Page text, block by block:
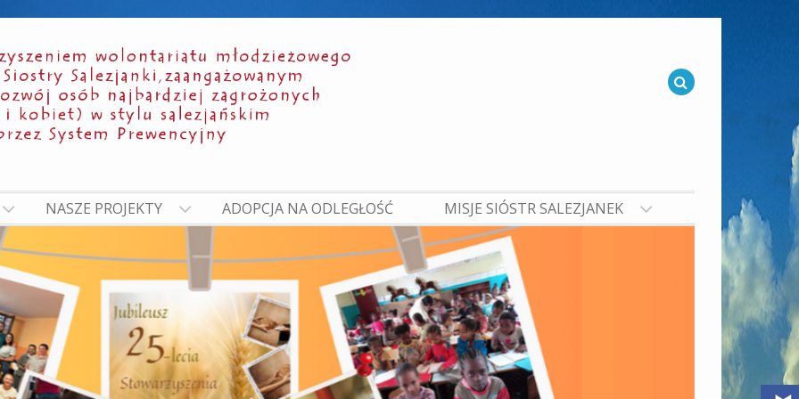
NASZE PROJEKTY ADOPCJA NA ODLEGŁOŚĆ MISJE SIÓSTR SALEZJANEK